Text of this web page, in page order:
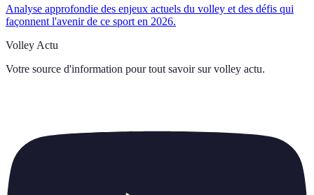
Analyse approfondie des enjeux actuels du volley et des défis qui
façonnent l'avenir de ce sport en 2026.
Volley Actu
Votre source d'information pour tout savoir sur volley actu.